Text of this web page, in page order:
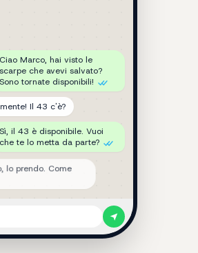
scarpe che avevi salvato?
Sono tornate disponibili!
Il 43 c'è?
Sì, il 43 è disponibile. Vuoi
che te lo metta da parte?
lo prendo. Come